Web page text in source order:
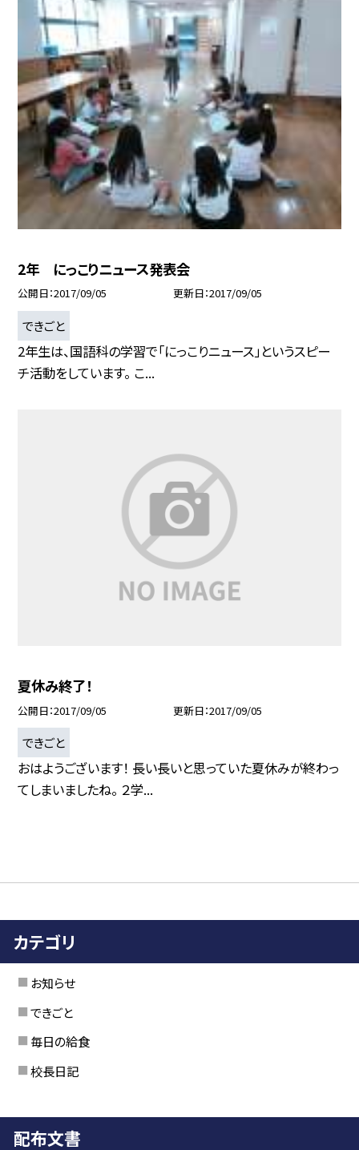
2年 にっこりニュース発表会
公開日 2017/09/05 更新日 2017/09/05
できごと
2年生は、国語科の学習で「にっこりニュース」というスピー
チ活動をしています。 こ...
夏休み終了！
公開日 2017/09/05 更新日 2017/09/05
できごと
おはようございます！ 長い長いと思っていた夏休みが終わっ
てしまいましたね。 ２学...
カテゴリ
お知らせ
できごと
毎日の給食
校長日記
配布文書